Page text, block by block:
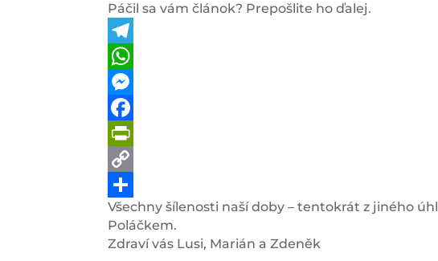
Páčil sa vám článok? Prepošlite ho ďalej.
Telegram
WhatsApp
Messenger
Facebook
PrintFriendly
Copy
Link
Share
Všechny šílenosti naší doby – tentokrát z jiného
Poláčkem.
Zdraví vás Lusi, Marián a Zdeněk